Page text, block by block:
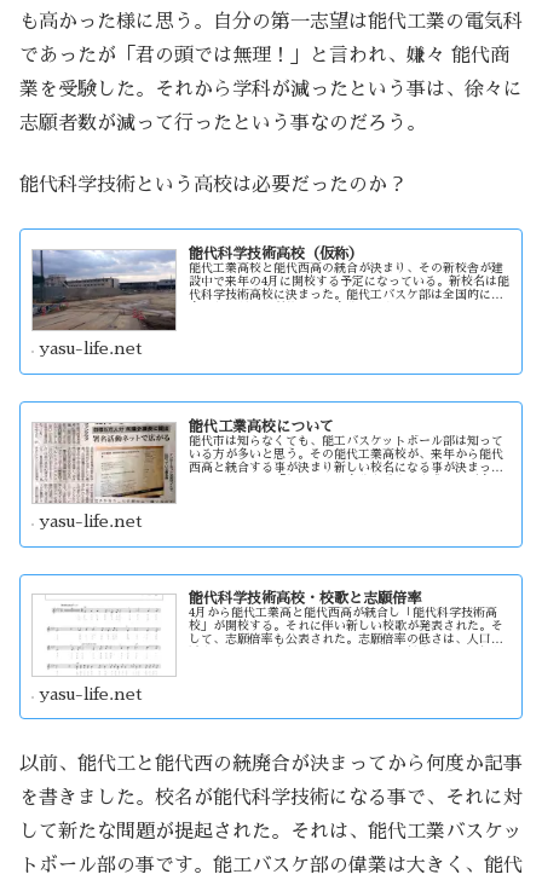
も高かった様に思う。自分の第一志望は能代工業の電気科
であったが「君の頭では無理！」と言われ、嫌々 能代商
業を受験した。それから学科が減ったという事は、徐々に
志願者数が減って行ったという事なのだろう。
能代科学技術という高校は必要だったのか？
能代科学技術高校（仮称）
能代工業高校と能代西高の統合が決まり、その新校舎が建
設中で来年の4月に開校する予定になっている。新校名は能
代科学技術高校に決まった。能代工バスケ部は全国的に有
yasu-life.net
能代工業高校について
能代市は知らなくても、能工バスケットボール部は知って
いる方が多いと思う。その能代工業高校が、来年から能代
西高と統合する事が決まり新しい校名になる事が決まっ
yasu-life.net
能代科学技術高校・校歌と志願倍率
4月から能代工業高と能代西高が統合し「能代科学技術高
校」が開校する。それに伴い新しい校歌が発表された。そ
して、志願倍率も公表された。志願倍率の低さは、人口の
yasu-life.net
以前、能代工と能代西の統廃合が決まってから何度か記事
を書きました。校名が能代科学技術になる事で、それに対
して新たな問題が提起された。それは、能代工業バスケッ
トボール部の事です。能工バスケ部の偉業は大きく、能代